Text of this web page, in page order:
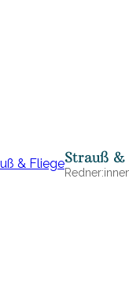
Strauß &